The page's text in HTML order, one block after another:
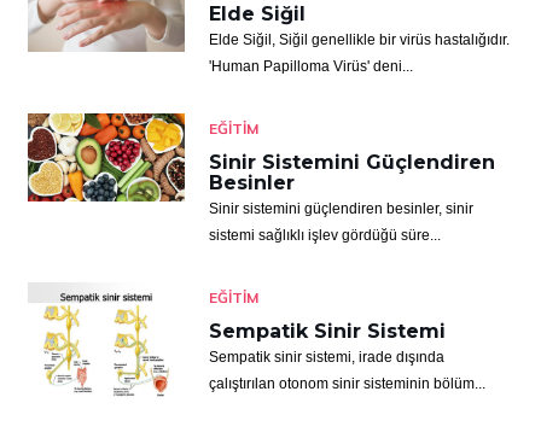
Elde Siğil
Elde Siğil, Siğil genellikle bir virüs hastalığıdır.
'Human Papilloma Virüs' deni...
EĞITIM
Sinir Sistemini Güçlendiren
Besinler
Sinir sistemini güçlendiren besinler, sinir
sistemi sağlıklı işlev gördüğü süre...
EĞITIM
Sempatik Sinir Sistemi
Sempatik sinir sistemi, irade dışında
çalıştırılan otonom sinir sisteminin bölüm...